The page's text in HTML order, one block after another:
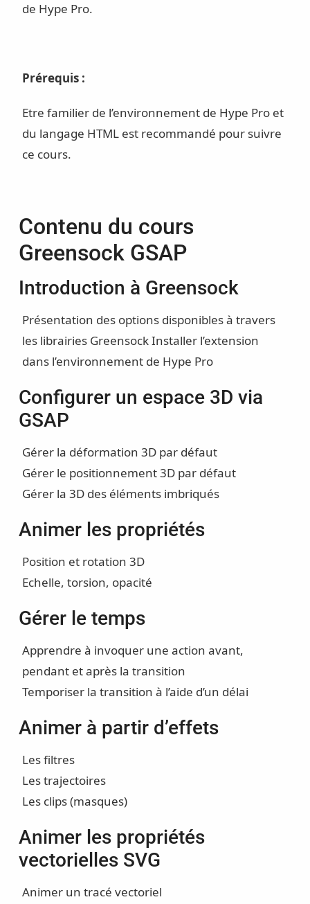
de Hype Pro.
Prérequis :
Etre familier de l’environnement de Hype Pro et
du langage HTML est recommandé pour suivre
ce cours.
Contenu du cours
Greensock GSAP
Introduction à Greensock
Présentation des options disponibles à travers
les librairies GreensockInstaller l’extension
dans l’environnement de Hype Pro
Configurer un espace 3D via
GSAP
Gérer la déformation 3D par défaut
Gérer le positionnement 3D par défaut
Gérer la 3D des éléments imbriqués
Animer les propriétés
Position et rotation 3D
Echelle, torsion, opacité
Gérer le temps
Apprendre à invoquer une action avant,
pendant et après la transition
Temporiser la transition à l’aide d’un délai
Animer à partir d’effets
Les filtres
Les trajectoires
Les clips (masques)
Animer les propriétés
vectorielles SVG
Animer un tracé vectoriel